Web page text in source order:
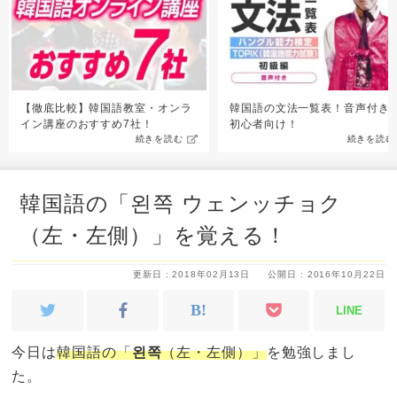
【徹底比較】韓国語教室・オンラ
イン講座のおすすめ7社！
続きを読む
韓国語の文法一覧表！音声付き
初心者向け！
続きを読む
韓国語の「왼쪽 ウェンッチョク
（左・左側）」を覚える！
公開日 : 2016年10月22日
更新日 : 2018年02月13日
LINE
今日は韓国語の「왼쪽（左・左側）」を勉強しまし
た。